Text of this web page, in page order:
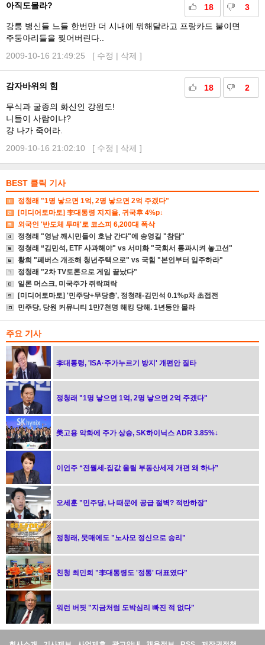
18 3
아직도몰라?
강릉 병신들 느들 한번만 더 시내에 뭐해달라고 프랑카드 붙이면
주둥아리들을 찢어버린다..
2009-10-16 21:49:25 [ 수정 | 삭제 ]
18 2
감자바위의 힘
무식과 굴종의 화신인 강원도!
니들이 사람이냐?
걍 나가 죽어라.
2009-10-16 21:02:10 [ 수정 | 삭제 ]
BEST 클릭 기사
정청래 "1명 낳으면 1억, 2명 낳으면 2억 주겠다"
[미디어토마토] 李대통령 지지율, 귀국후 4%p↓
외국인 '반도체 투매'로 코스피 6,200대 폭삭
정청래 "영남 깨시민들이 호남 간다"에 송영길 "참담"
정청래 “김민석, ETF 사과해야" vs 서미화 "국회서 통과시켜 놓고선"
황희 "폐버스 개조해 청년주택으로" vs 국힘 "본인부터 입주하라"
정청래 "2차 TV토론으로 게임 끝났다"
일론 머스크, 미국주가 쥐락펴락
[미디어토마토] '민주당+무당층', 정청래-김민석 0.1%p차 초접전
민주당, 당원 커뮤니티 1만7천명 해킹 당해. 1년동안 몰라
주요 기사
李대통령, 'ISA·주가누르기 방지' 개편안 질타
정청래 "1명 낳으면 1억, 2명 낳으면 2억 주겠다"
美고용 악화에 주가 상승, SK하이닉스 ADR 3.85%↓
이언주 “전월세-집값 올릴 부동산세제 개편 왜 하나”
오세훈 "민주당, 나 때문에 공급 절벽? 적반하장"
정청래, 뭇매에도 "노사모 정신으로 승리"
친청 최민희 "李대통령도 '정통' 대표였다"
워런 버핏 "지금처럼 도박심리 빠진 적 없다"